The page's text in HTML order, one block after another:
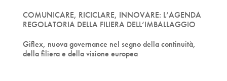
COMUNICARE, RICICLARE, INNOVARE: L’AGENDA
REGOLATORIA DELLA FILIERA DELL’IMBALLAGGIO
Giflex, nuova governance nel segno della continuità,
della filiera e della visione europea